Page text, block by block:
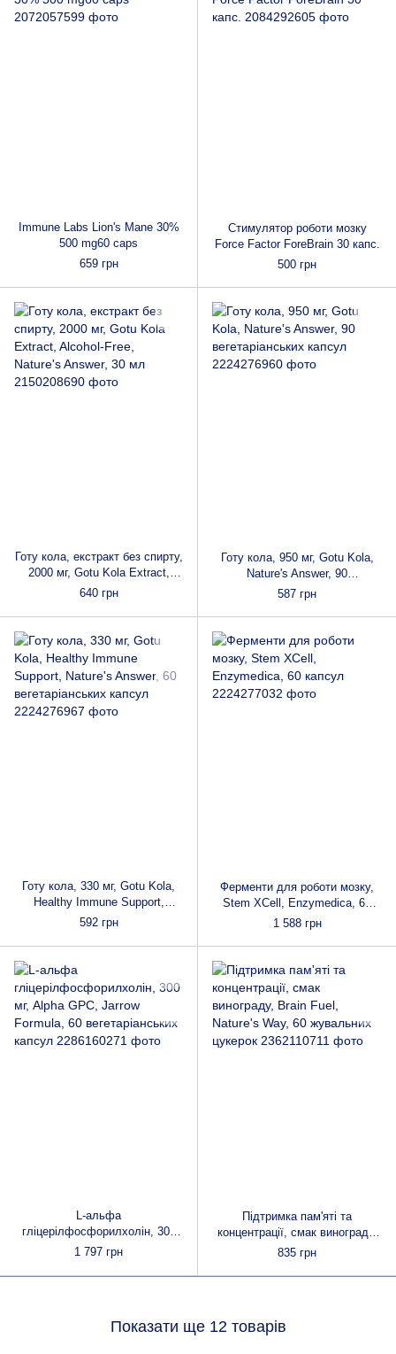
Immune Labs Lion's Mane 30%
500 mg60 caps
659 грн
Стимулятор роботи мозку
Force Factor ForeBrain 30 капс.
500 грн
Готу кола, екстракт без спирту,
2000 мг, Gotu Kola Extract,
Alcohol-Free, Nature's Answer,
30 мл
640 грн
Готу кола, 950 мг, Gotu Kola,
Nature's Answer, 90
вегетаріанських капсул
587 грн
Готу кола, 330 мг, Gotu Kola,
Healthy Immune Support,
Nature's Answer, 60
592 грн
Ферменти для роботи мозку,
Stem XCell, Enzymedica, 60
капсул
1 588 грн
L-альфа
гліцерілфосфорилхолін, 300
мг, Alpha GPC, Jarrow Formula,
1 797 грн
Підтримка пам'яті та
концентрації, смак винограду,
Brain Fuel, Nature's Way, 60
835 грн
Показати ще 12 товарів